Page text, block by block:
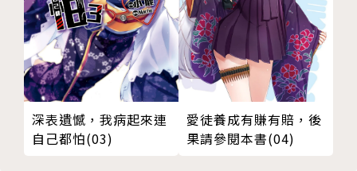
深表遺憾，我病起來連
自己都怕(03)
愛徒養成有賺有賠，後
果請參閱本書(04)